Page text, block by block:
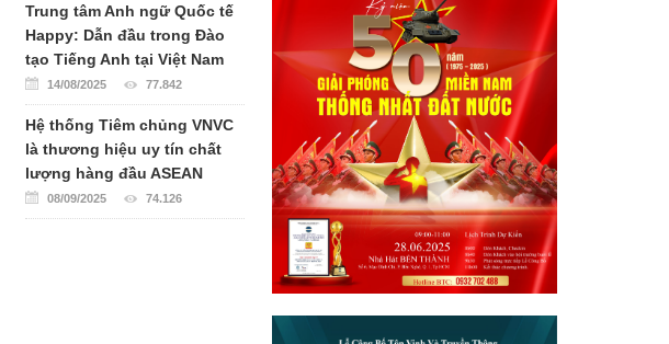
Trung tâm Anh ngữ Quốc tế
Happy: Dẫn đầu trong Đào
tạo Tiếng Anh tại Việt Nam
14/08/2025 77.842
Hệ thống Tiêm chủng VNVC
là thương hiệu uy tín chất
lượng hàng đầu ASEAN
08/09/2025 74.126